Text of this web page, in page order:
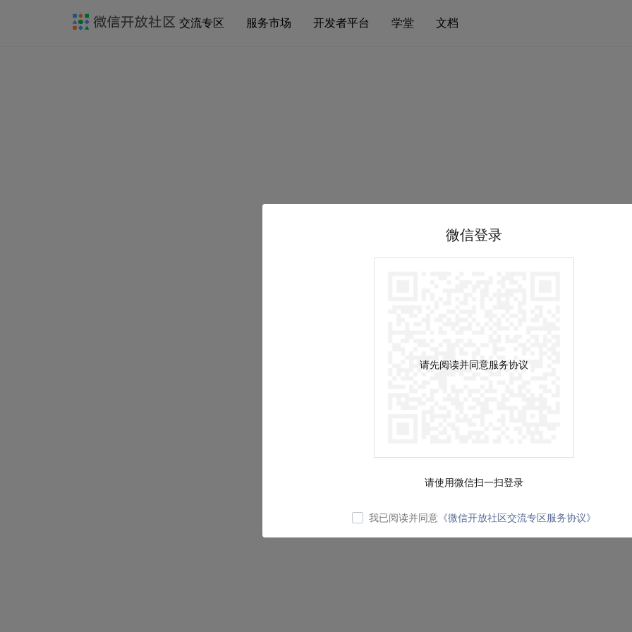
交流专区 服务市场 开发者平台 学堂 文档
微信登录
请先阅读并同意服务协议
请使用微信扫一扫登录
我已阅读并同意 《微信开放社区交流专区服务协议》